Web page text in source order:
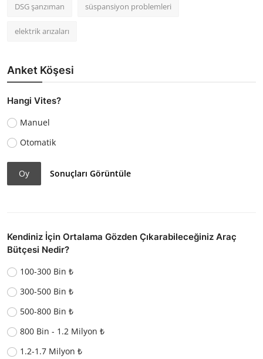
DSG şanzıman süspansiyon problemleri
elektrik arızaları
Anket Köşesi
Hangi Vites?
Manuel
Otomatik
Oy Sonuçları Görüntüle
Kendiniz İçin Ortalama Gözden Çıkarabileceğiniz Araç
Bütçesi Nedir?
100-300 Bin ₺
300-500 Bin ₺
500-800 Bin ₺
800 Bin - 1.2 Milyon ₺
1.2-1.7 Milyon ₺